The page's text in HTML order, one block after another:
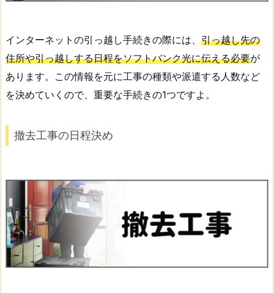
インターネットの引っ越し手続きの際には、 引っ越し先の
住所や引っ越しする日程をソフトバンク光に伝える必要が
あります。この情報を元に工事の種類や派遣する人数など
を決めていくので、重要な手続きの1つですよ。
撤去工事の日程決め